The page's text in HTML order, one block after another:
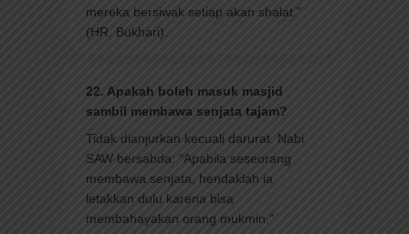
mereka bersiwak setiap akan shalat.”
(HR. Bukhari).
22. Apakah boleh masuk masjid
sambil membawa senjata tajam?
Tidak dianjurkan kecuali darurat. Nabi
SAW bersabda: “Apabila seseorang
membawa senjata, hendaklah ia
letakkan dulu karena bisa
membahayakan orang mukmin.”